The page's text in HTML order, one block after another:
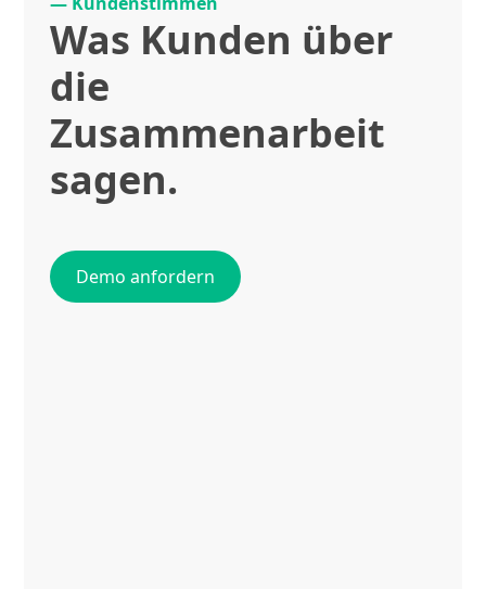
Was Kunden über
die
Zusammenarbeit
sagen.
Demo anfordern